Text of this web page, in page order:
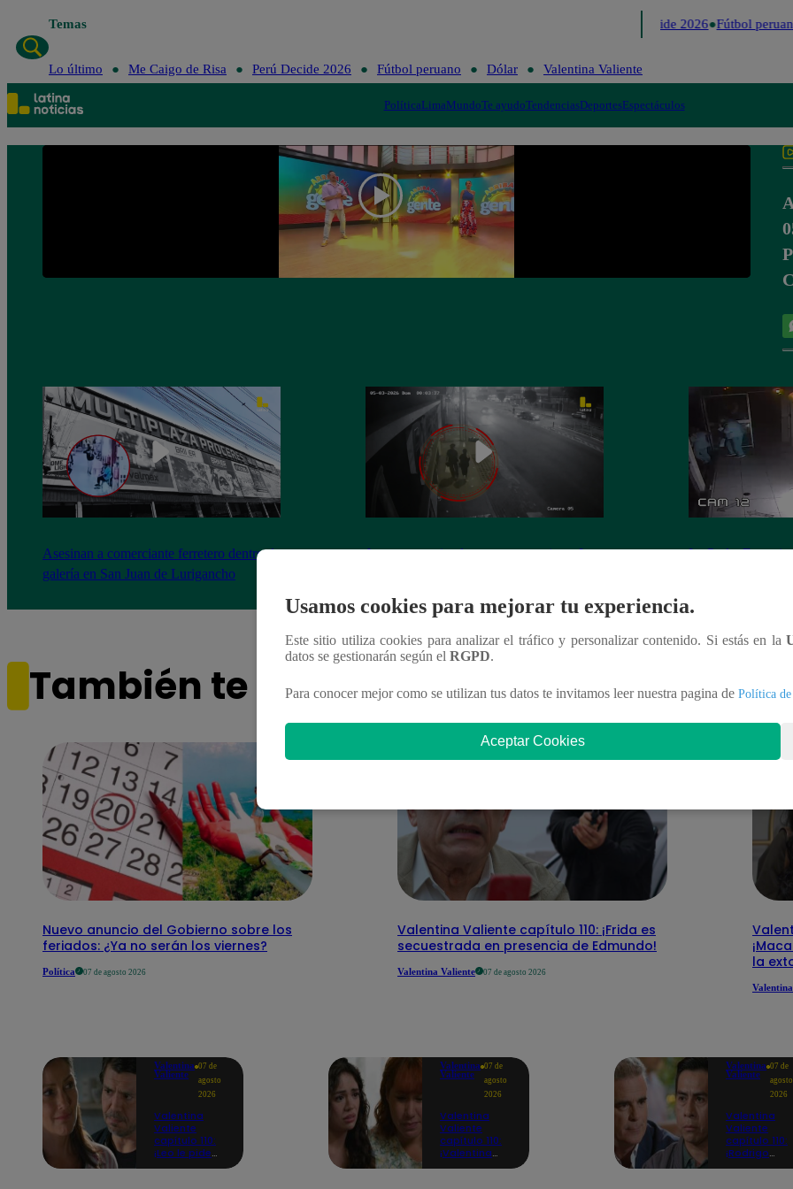
Temas Perú Decide 2026 Fútbol peruano
Lo último Me Caigo de Risa Perú Decide 2026 Fútbol peruano Dólar Valentina Valiente
PolíticaLimaMundoTe ayudoTendenciasDeportesEspectáculos
Asesinan a comerciante ferretero dentro de
galería en San Juan de Lurigancho
Joven es asesinada por su expareja en La
La Perla:
También te puede interesar
Nuevo anuncio del Gobierno sobre los
feriados: ¿Ya no serán los viernes?
Política 07 de agosto 2026
Valentina Valiente capítulo 110: ¡Frida es
secuestrada en presencia de Edmundo!
Valentina Valiente 07 de agosto 2026
la
Valentina
Valiente
07 de
agosto
2026
Valentina
Valiente
capítulo 110:
¡Leo le pide
Valentina
Valiente
07 de
agosto
2026
Valentina
Valiente
capítulo 110:
¡Valentina
Valentina
Valiente
07 de
agosto
2026
Valentina
Valiente
capítulo 110:
¡Rodrigo
Usamos cookies para mejorar tu experiencia.
Este sitio utiliza cookies para analizar el tráfico y personalizar contenido. Si estás en la
datos se gestionarán según el RGPD.
Para conocer mejor como se utilizan tus datos te invitamos leer nuestra pagina de Política
Aceptar Cookies